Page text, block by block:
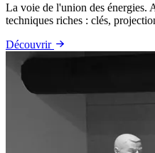
La voie de l'union des énergies.
techniques riches : clés,
Découvrir